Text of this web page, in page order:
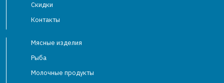
Скидки
Контакты
Мясные изделия
Рыба
Молочные продукты